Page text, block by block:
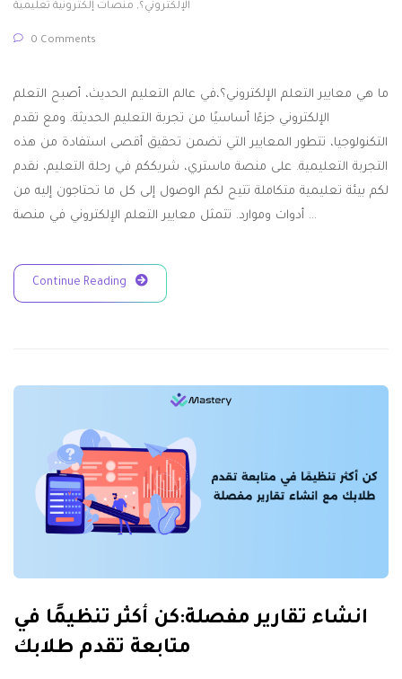
الإلكتروني؟, منصات إلكترونية تعليمية
0 Comments
ما هي معايير التعلم الإلكتروني؟،في عالم التعليم الحديث، أصبح التعلم
الإلكتروني جزءًا أساسيًا من تجربة التعليم الحديثة. ومع تقدم
التكنولوجيا، تتطور المعايير التي تضمن تحقيق أقصى استفادة من هذه
التجربة التعليمية. على منصة ماستري، شريككم في رحلة التعليم، نقدم
لكم بيئة تعليمية متكاملة تتيح لكم الوصول إلى كل ما تحتاجون إليه من
أدوات وموارد. تتمثل معايير التعلم الإلكتروني في منصة …
Continue Reading
انشاء تقارير مفصلة:كن أكثر تنظيمًا في
متابعة تقدم طلابك